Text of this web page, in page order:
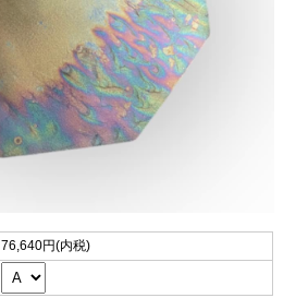
76,640円(内税)